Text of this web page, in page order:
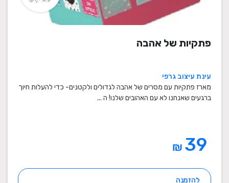
פתקיות של אהבה
עינת עיצוב גרפי
מארז פתקיות עם מסרים של אהבה לגדולים ולקטנים- כדי להעלות חיוך
ברגעים שאנחנו לא עם האהובים שלנו! ה ...
₪
להזמנה